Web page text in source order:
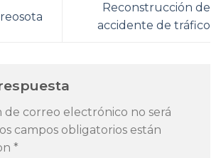
Reconstrucción de
accidente de tráfico
de correo electrónico no será
campos obligatorios están
*